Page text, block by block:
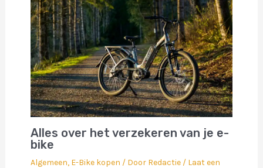
Alles over het verzekeren van je e-
bike
Algemeen, E-Bike kopen / Door Redactie / Laat een